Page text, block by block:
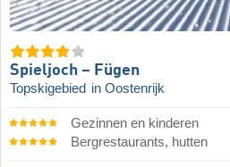
Spieljoch – Fügen
Topskigebied in Oostenrijk
Gezinnen en kinderen
Bergrestaurants, hutten